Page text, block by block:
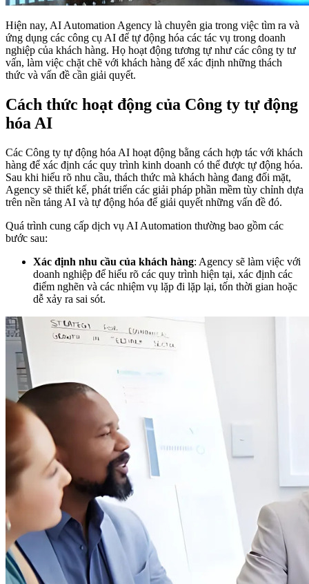
Hiện nay, AI Automation Agency là chuyên gia trong việc tìm ra và
ứng dụng các công cụ AI để tự động hóa các tác vụ trong doanh
nghiệp của khách hàng. Họ hoạt động tương tự như các công ty tư
vấn, làm việc chặt chẽ với khách hàng để xác định những thách
thức và vấn đề cần giải quyết.
Cách thức hoạt động của Công ty tự động
hóa AI
Các Công ty tự động hóa AI hoạt động bằng cách hợp tác với khách
hàng để xác định các quy trình kinh doanh có thể được tự động hóa.
Sau khi hiểu rõ nhu cầu, thách thức mà khách hàng đang đối mặt,
Agency sẽ thiết kế, phát triển các giải pháp phần mềm tùy chỉnh dựa
trên nền tảng AI và tự động hóa để giải quyết những vấn đề đó.
Quá trình cung cấp dịch vụ AI Automation thường bao gồm các
bước sau:
Xác định nhu cầu của khách hàng: Agency sẽ làm việc với
doanh nghiệp để hiểu rõ các quy trình hiện tại, xác định các
điểm nghẽn và các nhiệm vụ lặp đi lặp lại, tốn thời gian hoặc
dễ xảy ra sai sót.